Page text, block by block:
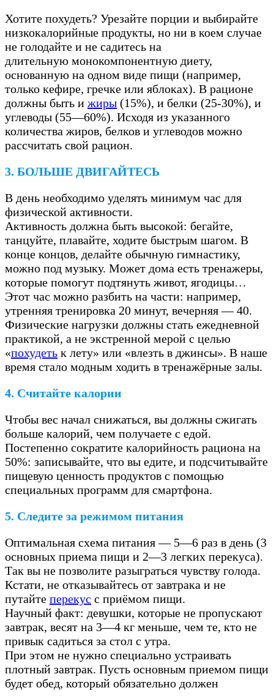
Хотите похудеть? Урезайте порции и выбирайте
низкокалорийные продукты, но ни в коем случае
не голодайте и не садитесь на
длительную монокомпонентную диету,
основанную на одном виде пищи (например,
только кефире, гречке или яблоках). В рационе
должны быть и жиры (15%), и белки (25-30%), и
углеводы (55—60%). Исходя из указанного
количества жиров, белков и углеводов можно
рассчитать свой рацион.
3. БОЛЬШЕ ДВИГАЙТЕСЬ
В день необходимо уделять минимум час для
физической активности.
Активность должна быть высокой: бегайте,
танцуйте, плавайте, ходите быстрым шагом. В
конце концов, делайте обычную гимнастику,
можно под музыку. Может дома есть тренажеры,
которые помогут подтянуть живот, ягодицы…
Этот час можно разбить на части: например,
утренняя тренировка 20 минут, вечерняя — 40.
Физические нагрузки должны стать ежедневной
практикой, а не экстренной мерой с целью
«похудеть к лету» или «влезть в джинсы». В наше
время стало модным ходить в тренажёрные залы.
4. Считайте калории
Чтобы вес начал снижаться, вы должны сжигать
больше калорий, чем получаете с едой.
Постепенно сократите калорийность рациона на
50%: записывайте, что вы едите, и подсчитывайте
пищевую ценность продуктов с помощью
специальных программ для смартфона.
5. Следите за режимом питания
Оптимальная схема питания — 5—6 раз в день (3
основных приема пищи и 2—3 легких перекуса).
Так вы не позволите разыграться чувству голода.
Кстати, не отказывайтесь от завтрака и не
путайте перекус с приёмом пищи.
Научный факт: девушки, которые не пропускают
завтрак, весят на 3—4 кг меньше, чем те, кто не
привык садиться за стол с утра.
При этом не нужно специально устраивать
плотный завтрак. Пусть основным приемом пищи
будет обед, который обязательно должен